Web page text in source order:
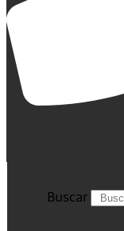
Buscar